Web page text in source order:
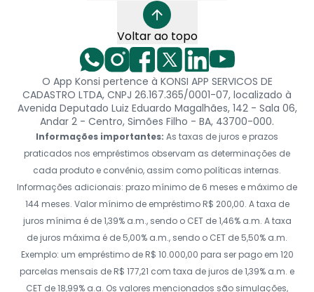
Voltar ao topo
O App Konsi pertence à KONSI APP SERVICOS DE
CADASTRO LTDA, CNPJ 26.167.365/0001-07, localizado à
Avenida Deputado Luiz Eduardo Magalhães, 142 - Sala 06,
Andar 2 - Centro, Simões Filho - BA, 43700-000.
Informações importantes: As taxas de juros e prazos
praticados nos empréstimos observam as determinações de
cada produto e convênio, assim como políticas internas.
Informações adicionais: prazo mínimo de 6 meses e máximo de
144 meses. Valor mínimo de empréstimo R$ 200,00. A taxa de
juros mínima é de 1,39% a.m., sendo o CET de 1,46% a.m. A taxa
de juros máxima é de 5,00% a.m., sendo o CET de 5,50% a.m.
Exemplo: um empréstimo de R$ 10.000,00 para ser pago em 120
parcelas mensais de R$ 177,21 com taxa de juros de 1,39% a.m. e
CET de 18,99% a.a. Os valores mencionados são simulações,